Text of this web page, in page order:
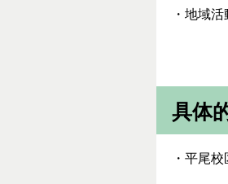
・地域
具体
・平尾